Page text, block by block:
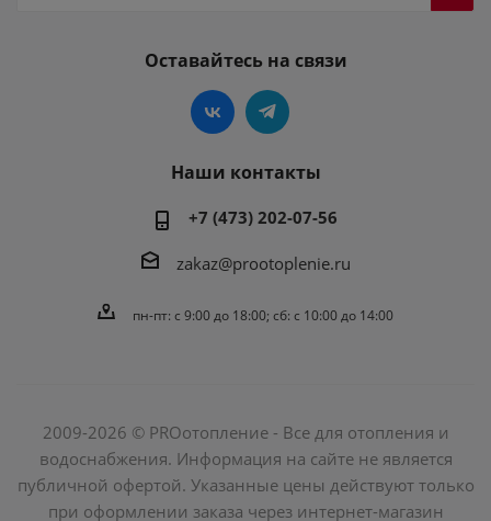
Оставайтесь на связи
Наши контакты
+7 (473) 202-07-56
zakaz@prootoplenie.ru
пн-пт: c 9:00 до 18:00; сб: с 10:00 до 14:00
2009-2026 © PROотопление - Все для отопления и
водоснабжения. Информация на сайте не является
публичной офертой. Указанные цены действуют только
при оформлении заказа через интернет-магазин